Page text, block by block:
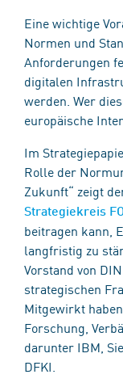
Eine wichtige
Normen und
Anforderungen
digitalen
werden. Wer
europäische
Im
Rolle der
Zukunft“ zeigt
Strategiekreis
beitragen kann,
langfristig zu
Vorstand von
strategischen
Mitgewirkt
Forschung,
darunter IBM,
DFKI.